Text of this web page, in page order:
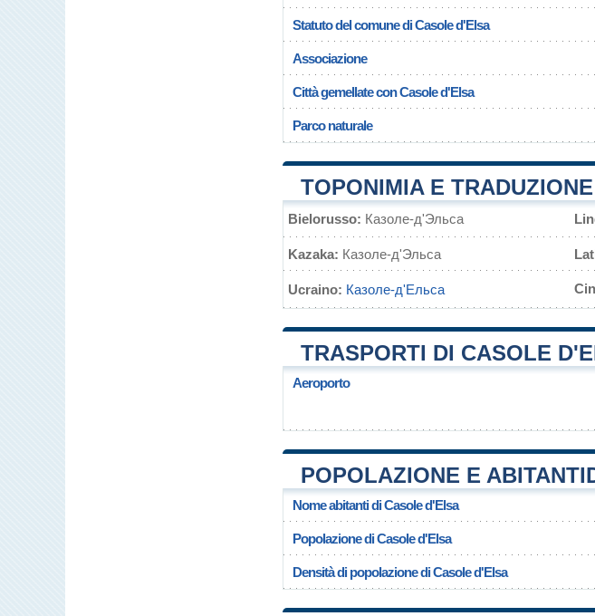
Statuto del comune di Casole d'Elsa
Associazione
Città gemellate con Casole d'Elsa
Parco naturale
TOPONIMIA E
Bielorusso: Казоле-д'Эльса
Kazaka: Казоле-д'Эльса
Ucraino: Казоле-д'Ельса
TRASPORTI DI CASOLE
Aeroporto
POPOLAZIONE E
Nome abitanti di Casole d'Elsa
Popolazione di Casole d'Elsa
Densità di popolazione di Casole d'Elsa